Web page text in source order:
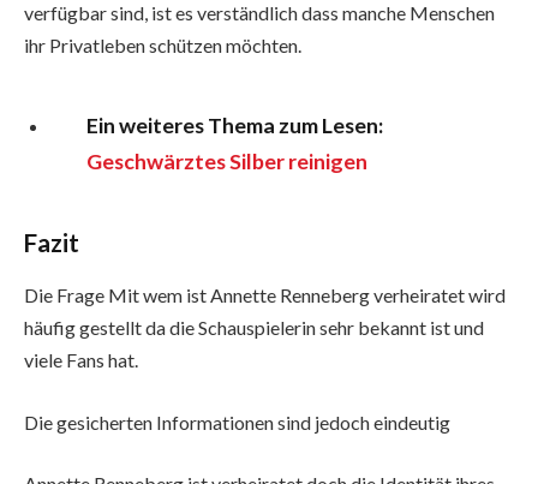
verfügbar sind, ist es verständlich dass manche Menschen
ihr Privatleben schützen möchten.
Ein weiteres Thema zum Lesen:
Geschwärztes Silber reinigen
Fazit
Die Frage Mit wem ist Annette Renneberg verheiratet wird
häufig gestellt da die Schauspielerin sehr bekannt ist und
viele Fans hat.
Die gesicherten Informationen sind jedoch eindeutig